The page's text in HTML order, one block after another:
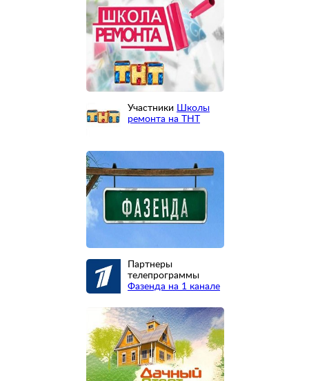
Участники Школы
ремонта на ТНТ
Партнеры
телепрограммы
Фазенда на 1 канале